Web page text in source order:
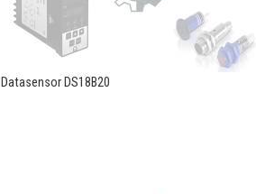
Datasensor DS18B20